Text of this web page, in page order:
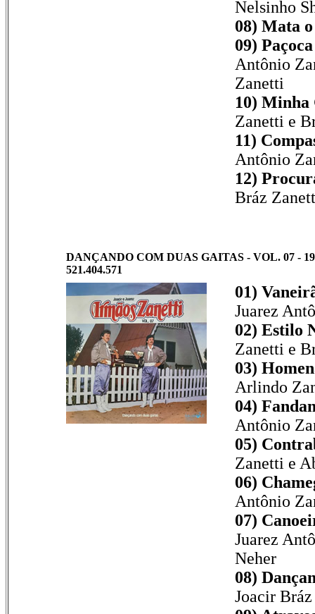
Nelsinho
08) Mata
09)
Antônio
Zanetti
10) Minha
Zanetti e
11)
Antônio
12)
Bráz
DANÇANDO COM DUAS GAITAS - VOL. 07 -
521.404.571
01)
Juarez
02) Estilo
Zanetti e
03)
Arlindo
04)
Antônio
05)
Zanetti e
06)
Antônio
07)
Juarez
Neher
08)
Joacir